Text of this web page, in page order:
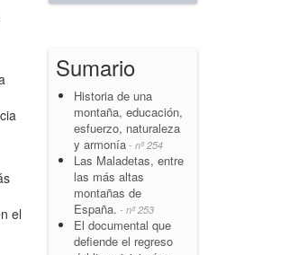
el
Sumario
Historia de una
montaña, educación,
esfuerzo, naturaleza
y armonía - nº 254
Las Maladetas, entre
las más altas
montañas de
España. - nº 253
El documental que
defiende el regreso